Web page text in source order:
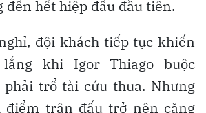
đến hết hiệp đấu đầu tiên.
đội khách tiếp tục khiến
khi Igor Thiago buộc
phải trổ tài cứu thua. Nhưng
điểm trận đấu trở nên căng